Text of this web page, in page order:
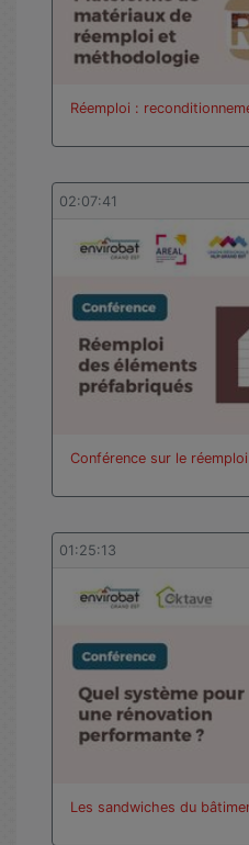
Réemploi :
02:07:41
Conférence sur le
01:25:13
Les sandwiches du